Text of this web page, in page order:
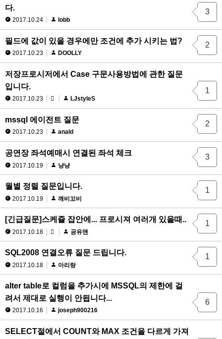
다.
2017.10.24 lobb
3
필드에 값이 있을 경우에만 조건에 추가 시키는 법?
2017.10.23 DOOLLY
2
저장프로시저에서 Case 구문사용방법에 관한 질문
입니다.
2017.10.23 LJstyleS
1
mssql 에이전트 질문
2017.10.23 anald
2
공연장 좌석예매시 연결된 좌석 체크
2017.10.19 냥냥
3
월별 정렬 질문입니다.
2017.10.19 깨비꼬비
1
[긴급질문]스케쥴 잡안에... 프로시져 여러개 있을때..
2017.10.18 공유맨
1
SQL2008 연결오류 질문 드립니다.
2017.10.18 아리랑
1
alter table로 컬럼을 추가시에 MSSQL의 제한에 걸
려서 제대로 실행이 안됩니다...
2017.10.16 joseph900216
6
SELECT절에서 COUNT와 MAX 조건을 다르게 가져